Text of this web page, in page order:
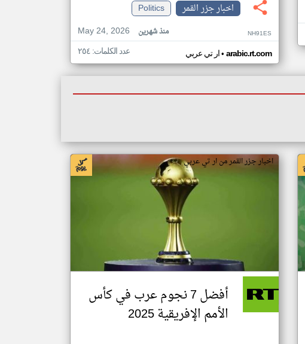
اخبار جزر القمر
Politics
May 24, 2026
منذ شهرين NH91ES
ار تي عربي• arabic.rt.com عدد الكلمات: ٢٥٤
اخبار جزر القمر من ار تي عربي
أفضل 7 نجوم عرب في كأس
الأمم الإفريقية 2025